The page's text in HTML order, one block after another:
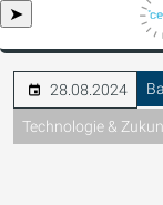
➤
28.08.2024
Technologie &